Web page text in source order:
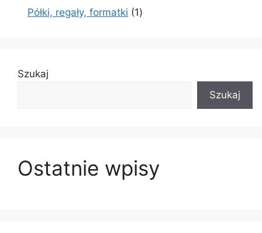
produkt
Półki, regały, formatki 11
Szukaj
Szukaj
Ostatnie wpisy